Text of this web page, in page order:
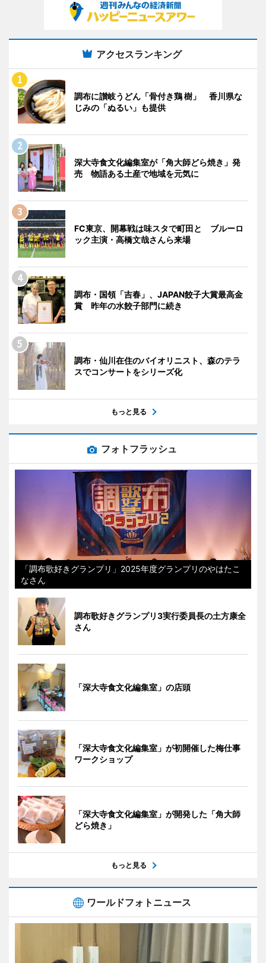
アクセスランキング
調布に讃岐うどん「骨付き鶏 樹」 香川県な
じみの「ぬるい」も提供
深大寺食文化編集室が「角大師どら焼き」発
売 物語ある土産で地域を元気に
FC東京、開幕戦は味スタで町田と ブルーロ
ック主演・高橋文哉さんら来場
調布・国領「吉春」、JAPAN餃子大賞最高金
賞 昨年の水餃子部門に続き
調布・仙川在住のバイオリニスト、森のテラ
スでコンサートをシリーズ化
もっと見る
フォトフラッシュ
「調布歌好きグランプリ」2025年度グランプリのやはたこ
なさん
調布歌好きグランプリ3実行委員長の土方康全
さん
「深大寺食文化編集室」の店頭
「深大寺食文化編集室」が初開催した梅仕事
ワークショップ
「深大寺食文化編集室」が開発した「角大師
どら焼き」
もっと見る
ワールドフォトニュース